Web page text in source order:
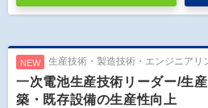
NEW 生産技術・製造技術・エンジニアリ
一次電池生産技術リーダー/生
築・既存設備の生産性向上